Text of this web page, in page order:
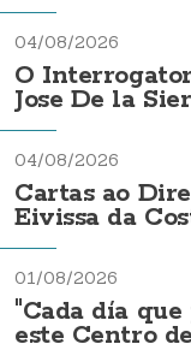
04/08/2026
O
Jose De la
04/08/2026
Cartas ao
Eivissa da
01/08/2026
"Cada día
este Centro